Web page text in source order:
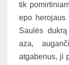
tik
epo herojaus
Saulės
aza,
atgabenus, ji